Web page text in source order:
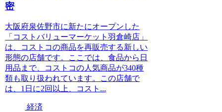
密
大阪府泉佐野市に新たにオープンした
「コストバリューマーケット羽倉崎店」
は、コストコの商品を再販売する新しい
形態の店舗です。ここでは、食品から日
用品まで、コストコの人気商品が340種
類も取り扱われています。この店舗で
は、1日に2回以上、コスト...
経済